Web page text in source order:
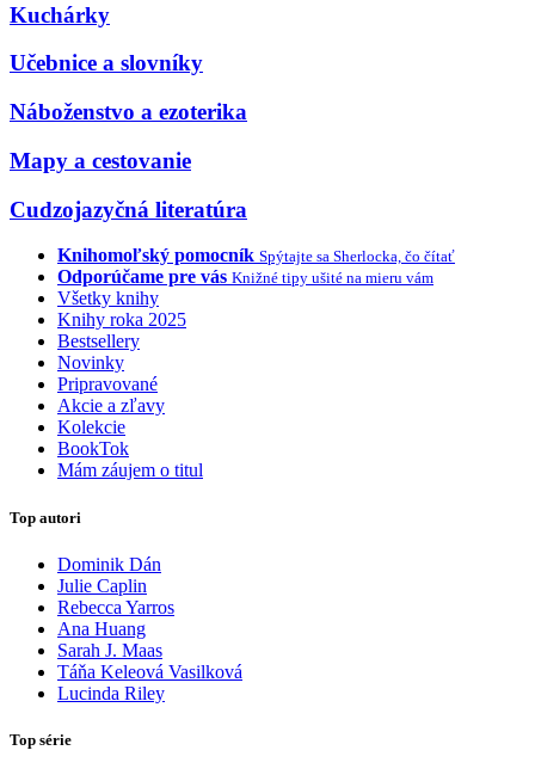
Kuchárky
Učebnice a slovníky
Náboženstvo a ezoterika
Mapy a cestovanie
Cudzojazyčná literatúra
Knihomoľský pomocník Spýtajte sa Sherlocka, čo čítať
Odporúčame pre vás Knižné tipy ušité na mieru vám
Všetky knihy
Knihy roka 2025
Bestsellery
Novinky
Pripravované
Akcie a zľavy
Kolekcie
BookTok
Mám záujem o titul
Top autori
Dominik Dán
Julie Caplin
Rebecca Yarros
Ana Huang
Sarah J. Maas
Táňa Keleová Vasilková
Lucinda Riley
Top série